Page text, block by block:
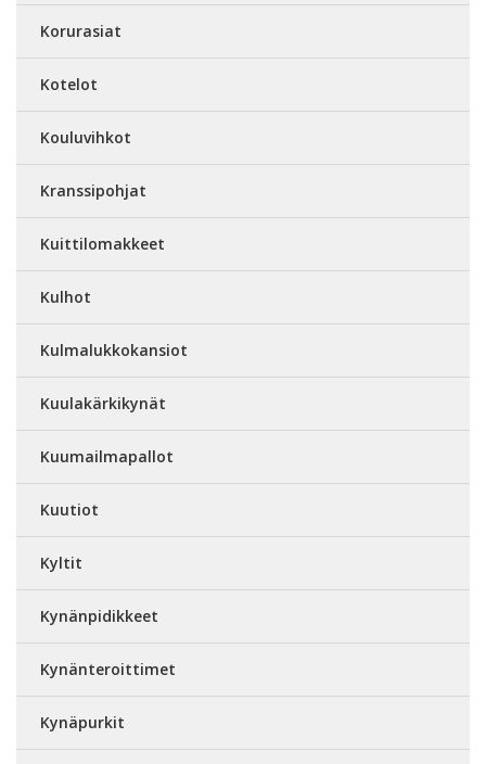
Korurasiat
Kotelot
Kouluvihkot
Kranssipohjat
Kuittilomakkeet
Kulhot
Kulmalukkokansiot
Kuulakärkikynät
Kuumailmapallot
Kuutiot
Kyltit
Kynänpidikkeet
Kynänteroittimet
Kynäpurkit